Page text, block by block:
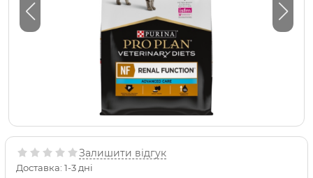
Залишити відгук
Доставка: 1-3 дні